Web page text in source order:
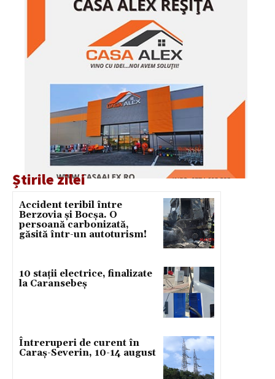
Știrile zilei
Accident teribil între
Berzovia și Bocșa. O
persoană carbonizată,
găsită într-un autoturism!
10 stații electrice, finalizate
la Caransebeș
Întreruperi de curent în
Caraș-Severin, 10-14 august